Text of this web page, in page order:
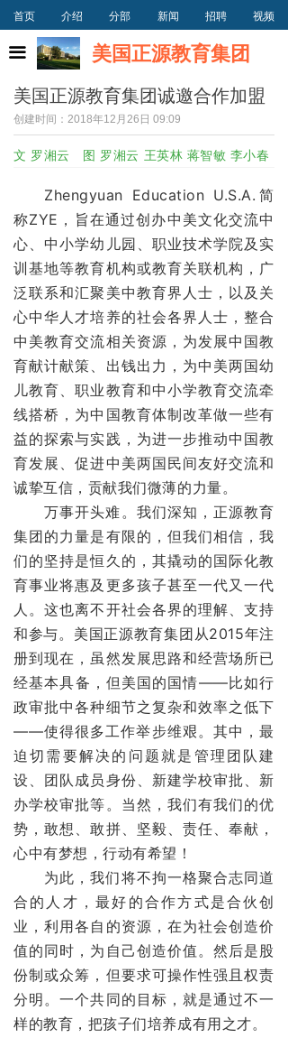
美国正源教育集团
끀
首页
集团介绍
集团分部
集团新闻
集团视频
首页 介绍 分部 新闻 招聘 视频
美国正源教育集团诚邀合作加盟
创建时间： 2018年12月26日 09:09
文 罗湘云 图 罗湘云 王英林 蒋智敏 李小春
Zhengyuan Education U.S.A.简
称ZYE，旨在通过创办中美文化交流中
心、中小学幼儿园、职业技术学院及实
训基地等教育机构或教育关联机构，广
泛联系和汇聚美中教育界人士，以及关
心中华人才培养的社会各界人士，整合
中美教育交流相关资源，为发展中国教
育献计献策、出钱出力，为中美两国幼
儿教育、职业教育和中小学教育交流牵
线搭桥，为中国教育体制改革做一些有
益的探索与实践，为进一步推动中国教
育发展、促进中美两国民间友好交流和
诚挚互信，贡献我们微薄的力量。
万事开头难。我们深知，正源教育
集团的力量是有限的，但我们相信，我
们的坚持是恒久的，其撬动的国际化教
育事业将惠及更多孩子甚至一代又一代
人。这也离不开社会各界的理解、支持
和参与。美国正源教育集团从2015年注
册到现在，虽然发展思路和经营场所已
经基本具备，但美国的国情——比如行
政审批中各种细节之复杂和效率之低下
——使得很多工作举步维艰。其中，最
迫切需要解决的问题就是管理团队建
设、团队成员身份、新建学校审批、新
办学校审批等。当然，我们有我们的优
势，敢想、敢拼、坚毅、责任、奉献，
心中有梦想，行动有希望！
为此，我们将不拘一格聚合志同道
合的人才，最好的合作方式是合伙创
业，利用各自的资源，在为社会创造价
值的同时，为自己创造价值。然后是股
份制或众筹，但要求可操作性强且权责
分明。一个共同的目标，就是通过不一
样的教育，把孩子们培养成有用之才。